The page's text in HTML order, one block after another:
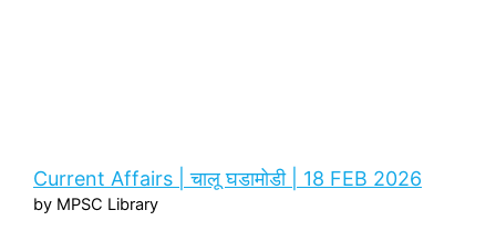
Current Affairs | चालू घडामोडी | 18 FEB 2026
by MPSC Library